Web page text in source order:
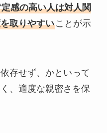
感の高い人は対人関
取りやすいことが示
存せず、かといって
、適度な親密さを保